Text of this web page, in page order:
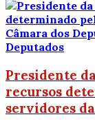
Câmara dos
Deputados
Presidente
recursos
servidores da